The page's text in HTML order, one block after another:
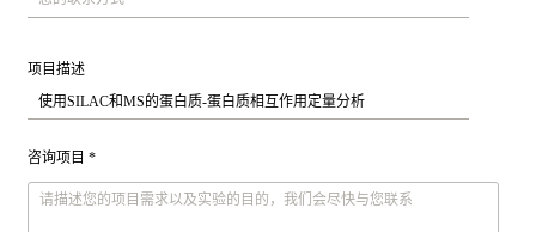
项目描述
咨询项目 *